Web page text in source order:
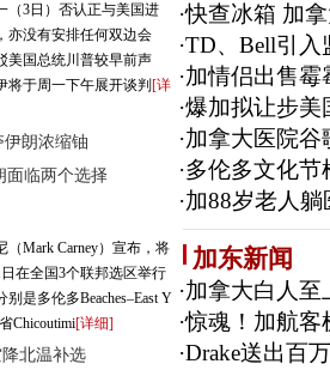
（3日）否认正与美国进
亦没有安排任何双边会
美国总统川普较早前声
将于周一下午展开谈判 [详
伊朗浓缩铀
面临两个选择
（Mark Carney）宣布，将
在全国3个联邦选区举行
别是多伦多Beaches–East Y
Chicoutimi[详细]
北温补选
·快查冰箱 加
·TD、Bell引入
·加情侣出售霉
·爆加拟让步美
·加拿大医院谷
·多伦多文化节
·加88岁老人
加东新闻
·加拿大白人至
·惊魂！加航客
·Drake送出百